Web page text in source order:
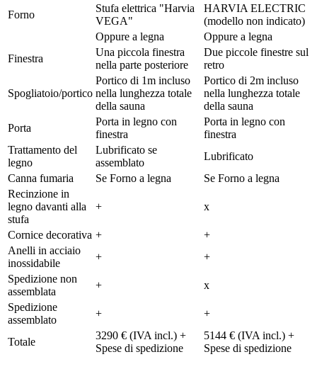
Forno
Stufa elettrica "Harvia
VEGA"
HARVIA ELECTRIC
(modello non indicato)
Oppure a legna
Oppure a legna
Finestra
Una piccola finestra
nella parte posteriore
Due piccole finestre sul
retro
Spogliatoio/portico
Portico di 1m incluso
nella lunghezza totale
della sauna
Portico di 2m incluso
nella lunghezza totale
della sauna
Porta
Porta in legno con
finestra
Porta in legno con
finestra
Trattamento del
legno
Lubrificato se
assemblato
Lubrificato
Canna fumaria
Se Forno a legna
Se Forno a legna
Recinzione in
legno davanti alla
stufa
+ x
Cornice decorativa +
+
Anelli in acciaio
inossidabile
+
+
Spedizione non
assemblata
+
x
Spedizione
assemblato
+ +
Totale
3290 € (IVA incl.) +
Spese di spedizione
5144 € (IVA incl.) +
Spese di spedizione